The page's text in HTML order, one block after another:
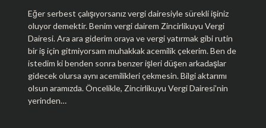
Eğer serbest çalışıyorsanız vergi dairesiyle sürekli işiniz
oluyor demektir. Benim vergi dairem Zincirlikuyu Vergi
Dairesi. Ara ara giderim oraya ve vergi yatırmak gibi rutin
bir iş için gitmiyorsam muhakkak acemilik çekerim. Ben de
istedim ki benden sonra benzer işleri düşen arkadaşlar
gidecek olursa aynı acemilikleri çekmesin. Bilgi aktarımı
olsun aramızda. Öncelikle, Zincirlikuyu Vergi Dairesi’nin
yerinden…